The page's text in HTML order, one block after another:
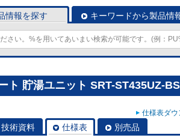
情報を探す キーワードから製品情
ト 貯湯ユニット SRT-ST435UZ-BS
仕様表ダ
技術資料 仕様表 別売品